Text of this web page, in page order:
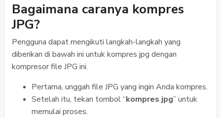
Bagaimana caranya kompres
JPG?
Pengguna dapat mengikuti langkah-langkah yang
diberikan di bawah ini untuk kompres jpg dengan
kompresor file JPG ini.
Pertama, unggah file JPG yang ingin Anda kompres.
Setelah itu, tekan tombol “kompres jpg” untuk
memulai proses.